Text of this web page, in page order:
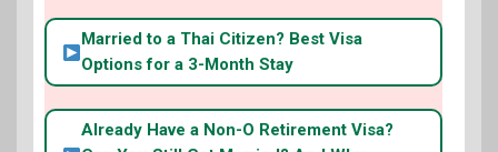
Married to a Thai Citizen? Best Visa
Options for a 3-Month Stay
Already Have a Non-O Retirement Visa?